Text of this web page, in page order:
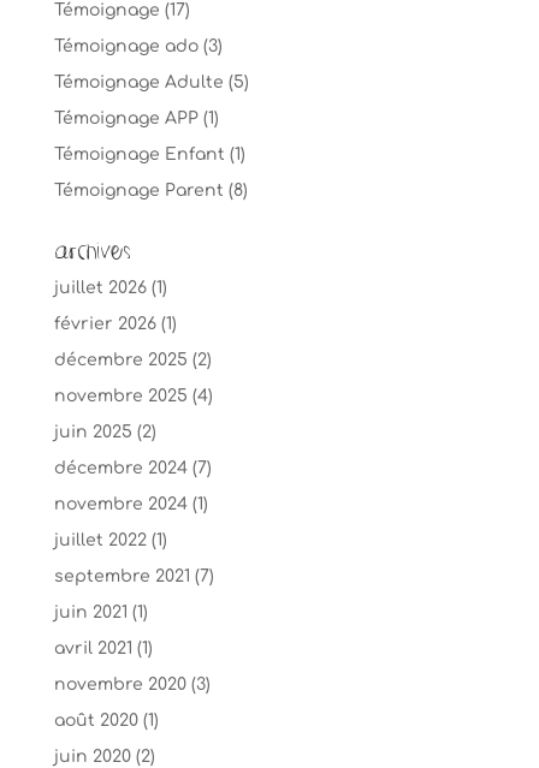
Témoignage (17)
Témoignage ado(3)
Témoignage Adulte (5)
Témoignage APP(1)
Témoignage Enfant (1)
Témoignage Parent (8)
Archives
juillet 2026(1)
février 2026(1)
décembre 2025 (2)
novembre 2025 (4)
juin 2025 (2)
décembre 2024(7)
novembre 2024(1)
juillet 2022(1)
septembre 2021 (7)
juin 2021 (1)
avril 2021 (1)
novembre 2020(3)
août 2020(1)
juin 2020(2)